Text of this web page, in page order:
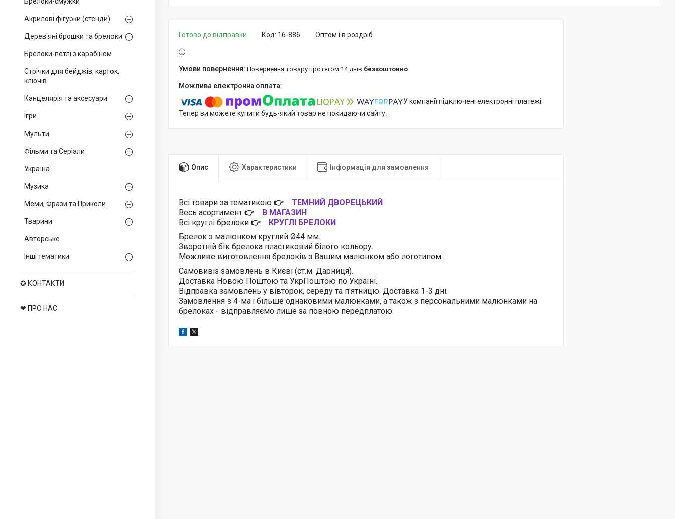
Акрилові фігурки (стенди)
Дерев'яні брошки та брелоки
Брелоки-петлі з карабіном
Стрічки для бейджів, карток,
ключів
Канцелярія та аксесуари
Ігри
Мульти
Фільми та Серіали
Україна
Музика
Меми, Фрази та Приколи
Тварини
Авторське
Інші тематики
✪ КОНТАКТИ
❤ ПРО НАС
Готово до відправки Оптом і в роздріб
Код: 16-886
повернення товару протягом 14 днів безкоштовно
У компанії підключені електронні платежі.
Тепер ви можете купити будь-який товар не покидаючи сайту.
Опис Характеристики Інформація для замовлення
Всі товари за тематикою 👉 ТЕМНИЙ ДВОРЕЦЬКИЙ
Весь асортимент 👉
В МАГАЗИН
Всі круглі брелоки 👉
КРУГЛІ БРЕЛОКИ
Брелок з малюнком круглий Ø44 мм.
Зворотній бік брелока пластиковий білого кольору.
Можливе виготовлення брелоків з Вашим малюнком або логотипом.
Самовивіз замовлень в Києві (ст.м. Дарниця).
Доставка Новою Поштою та УкрПоштою по Україні.
Відправка замовлень у вівторок, середу та п'ятницю. Доставка 1-3 дні.
Замовлення з 4-ма і більше однаковими малюнками, а також з персональними малюнками на
брелоках - відправляємо лише за повною передплатою.